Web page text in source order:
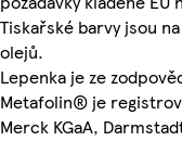
Tiskařské barvy jsou
olejů.
Lepenka je ze
Metafolin® je
Merck KGaA,